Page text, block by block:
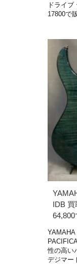
ドライ
17800で
IDB
64,800
性の高い
デジマー